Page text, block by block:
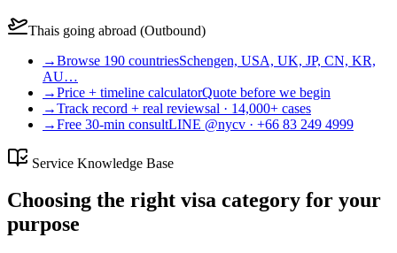
Thais going abroad (Outbound)
→Browse 190 countriesSchengen, USA, UK, JP, CN, KR,
AU…
→Price + timeline calculatorQuote before we begin
→Track record + real reviewsal · 14,000+ cases
→Free 30-min consultLINE @nycv · +66 83 249 4999
Service Knowledge Base
Choosing the right visa category for your
purpose